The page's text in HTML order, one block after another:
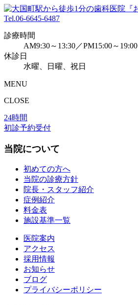
Tel.06-6645-6487
診療時間
AM9:30～13:30／PM15:00～19:00
休診日
水曜、日曜、祝日
MENU
CLOSE
24時間
初診予約受付
当院について
初めての方へ
当院の診療方針
院長・スタッフ紹介
症例紹介
料金表
施設基準一覧
医院案内
アクセス
採用情報
お知らせ
ブログ
プライバシーポリシー